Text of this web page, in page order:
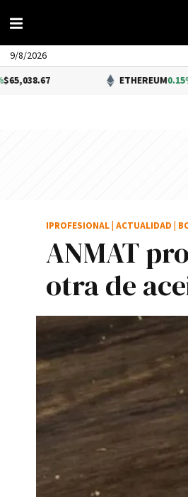
9/8/2026
0.15%$1,918.18
ANMAT
otra de
IPROFESIONAL ACTUALIDAD